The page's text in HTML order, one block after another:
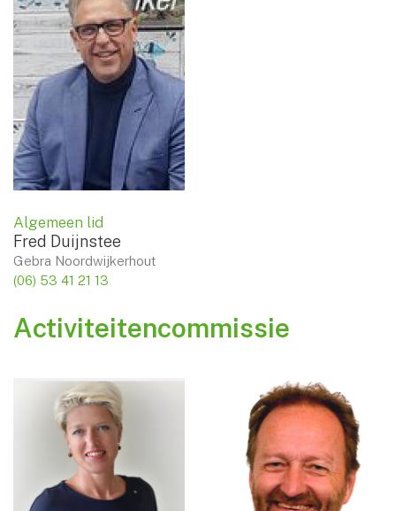
Algemeen lid
Fred Duijnstee
Gebra Noordwijkerhout
(06) 53 41 21 13
Activiteitencommissie